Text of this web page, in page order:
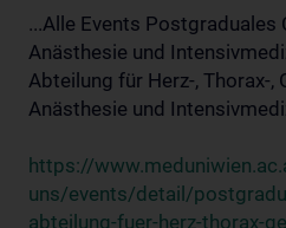
...Alle Events Postgraduales
Anästhesie und
Abteilung für Herz-, Thorax-,
Anästhesie und
https://
uns/events/detail/
abteilung-fuer-herz-thorax-